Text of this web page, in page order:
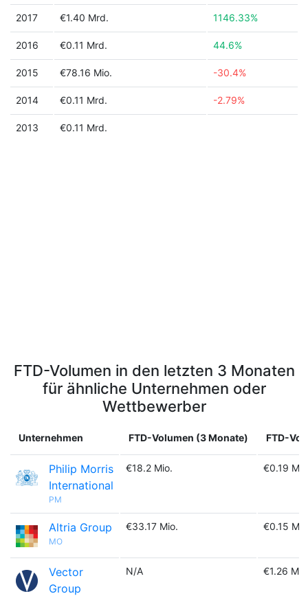
2017 €1.40 Mrd. 1146.33%
2016 €0.11 Mrd. 44.6%
2015 €78.16 Mio. -30.4%
2014 €0.11 Mrd. -2.79%
2013 €0.11 Mrd.
FTD-Volumen in den letzten 3 Monaten
für ähnliche Unternehmen oder
Wettbewerber
Unternehmen FTD-Volumen (3 Monate) FTD-
Philip Morris
International
PM
€18.2 Mio. €0.19
Altria Group
MO
€33.17 Mio. €0.15
Vector
Group
N/A €1.26